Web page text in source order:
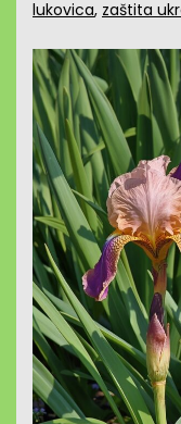
lukovica, zaštita